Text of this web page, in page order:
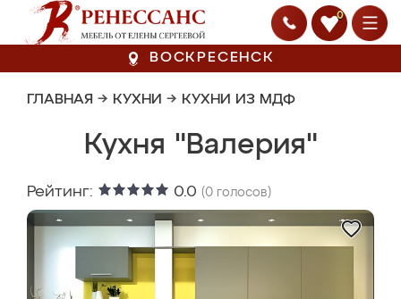
0
ВОСКРЕСЕНСК
ГЛАВНАЯ → КУХНИ → КУХНИ ИЗ МДФ
Кухня "Валерия"
Рейтинг: 0.0 (0 голосов)